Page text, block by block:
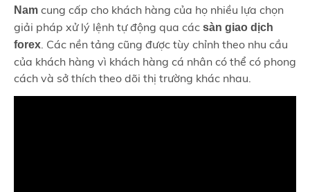
Nam cung cấp cho khách hàng của họ nhiều lựa chọn
giải pháp xử lý lệnh tự động qua các sàn giao dịch
forex . Các nền tảng cũng được tùy chỉnh theo nhu cầu
của khách hàng vì khách hàng cá nhân có thể có phong
cách và sở thích theo dõi thị trường khác nhau.